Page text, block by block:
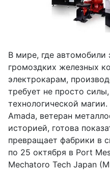
В мире, где
громоздких железных
электрокарам,
требует не просто
технологической
Amada, ветеран
историей, готова
превращает фабрики в
по 25 октября в Port
Mechatoro Tech Japan